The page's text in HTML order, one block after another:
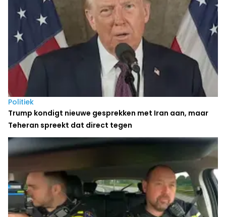
Politiek
Trump kondigt nieuwe gesprekken met Iran aan, maar
Teheran spreekt dat direct tegen